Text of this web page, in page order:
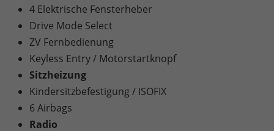
4 Elektrische Fensterheber
Drive Mode Select
ZV Fernbedienung
Keyless Entry / Motorstartknopf
Sitzheizung
Kindersitzbefestigung / ISOFIX
6 Airbags
Radio